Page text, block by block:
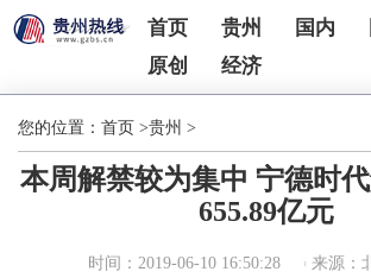
首页 贵州 国内
原创
经济
您的位置： 首页 >贵州 >
本周解禁较为集中 宁德时
655.89亿元
时间：2019-06-10 16:50:28 来源：